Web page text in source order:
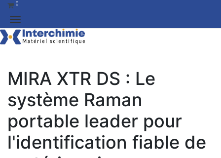
0
MIRA XTR DS : Le
système Raman
portable leader pour
l'identification fiable de